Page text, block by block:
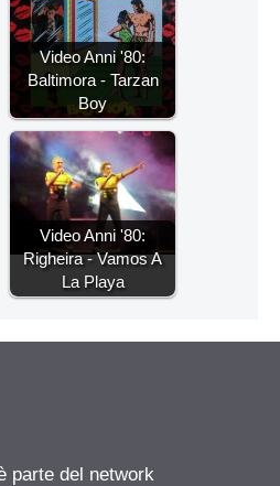
Video Anni '80:
Baltimora - Tarzan
Boy
Video Anni '80:
Righeira - Vamos A
La Playa
parte del network